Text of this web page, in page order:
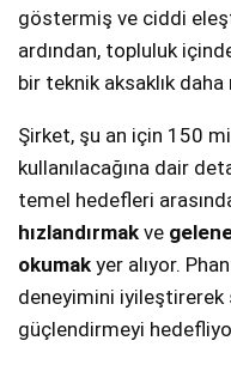
göstermiş ve ciddi
ardından, topluluk içinde
bir teknik aksaklık
Şirket, şu an için 150
kullanılacağına dair
temel hedefleri
hızlandırmak ve
okumak yer alıyor.
deneyimini
güçlendirmeyi